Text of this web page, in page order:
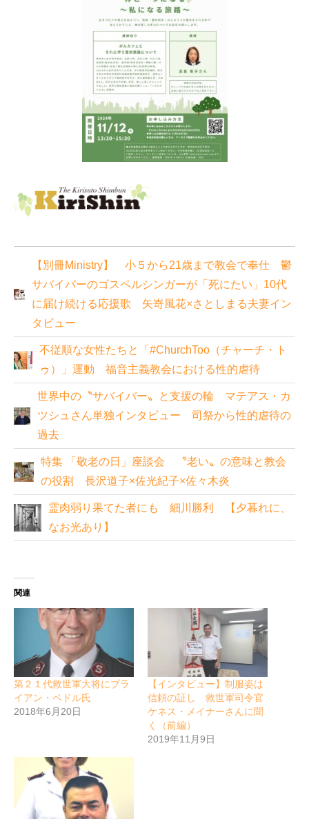
【別冊Ministry】 小５から21歳まで教会で奉仕 鬱
サバイバーのゴスペルシンガーが「死にたい」10代
に届け続ける応援歌 矢嵜風花×さとしまる夫妻イン
タビュー
不従順な女性たちと「#ChurchToo（チャーチ・ト
ゥ）」運動 福音主義教会における性的虐待
世界中の〝サバイバー〟と支援の輪 マテアス・カ
ツシュさん単独インタビュー 司祭から性的虐待の
過去
特集 「敬老の日」座談会 〝老い〟の意味と教会
の役割 長沢道子×佐光紀子×佐々木炎
霊肉弱り果てた者にも 細川勝利 【夕暮れに、
なお光あり】
関連
第２１代救世軍大将にブラ
イアン・ペドル氏
2018年6月20日
【インタビュー】制服姿は
信頼の証し 救世軍司令官
ケネス・メイナーさんに聞
く（前編）
2019年11月9日